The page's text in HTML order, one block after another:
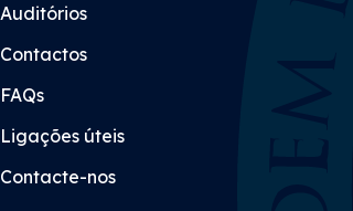
Auditórios
Contactos
FAQs
Ligações úteis
Contacte-nos